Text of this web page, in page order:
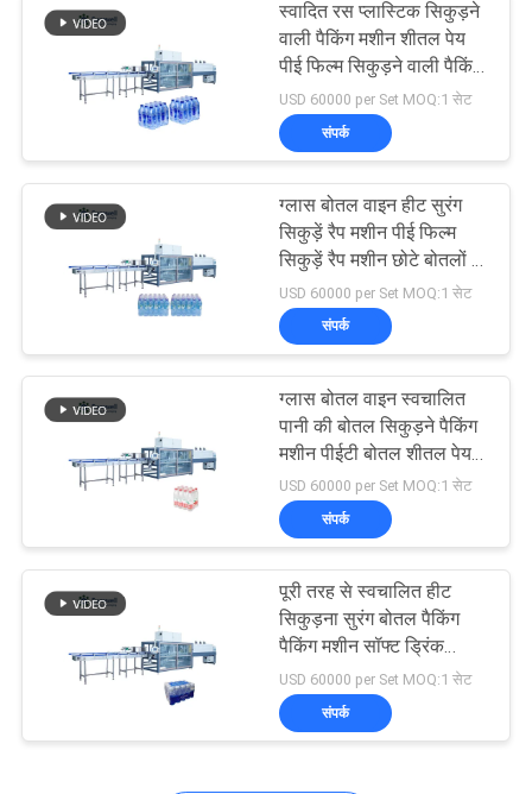
Aluminum Can
Filling Machine
48
Juice Filling
Machine
120
Shrink Packaging
Equipment
स्वादित रस प्लास्टिक सिकुड़ने
वाली पैकिंग मशीन शीतल पेय
पीई फिल्म सिकुड़ने वाली पैकिंग
मशीन ग्लास की बोतलों के लिए
USD 60000 per Set MOQ:1 सेट
संपर्क
ग्लास बोतल वाइन हीट सुरंग
सिकुड़ें रैप मशीन पीई फिल्म
सिकुड़ें रैप मशीन छोटे बोतलों के
लिए खनिज पानी
USD 60000 per Set MOQ:1 सेट
संपर्क
ग्लास बोतल वाइन स्वचालित
पानी की बोतल सिकुड़ने पैकिंग
मशीन पीईटी बोतल शीतल पेय
सिकुड़ने पैकिंग मशीनें
USD 60000 per Set MOQ:1 सेट
संपर्क
पूरी तरह से स्वचालित हीट
सिकुड़ना सुरंग बोतल पैकिंग
पैकिंग मशीन सॉफ्ट ड्रिंक
प्लास्टिक सीलर छोटे आकार
सिकुड़ना पैकिंग मशीन
USD 60000 per Set MOQ:1 सेट
संपर्क